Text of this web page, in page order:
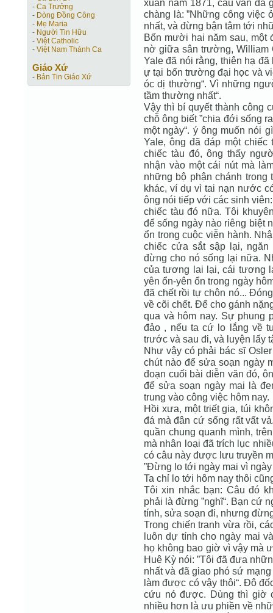
- Ca Trưởng
- Dòng Đồng Công
- Mẹ Maria
- Người Tin Hữu
- Việt Catholic
- Việt Nam Thánh Ca
Giáo Xứ
- Bản Tin Giáo Xứ
xuân năm 1871, câu văn đã
chàng là: ”Những công việc
nhất, và đừng bận tâm tới
Bốn mười hai năm sau, một
nờ giữa sân trường, William
Yale đã nói rằng, thiên hạ
ự tại bốn trường đại học và
óc dị thường“. Vì những
tầm thường nhất“.
Vậy thì bí quyết thành công
chỗ ông biết ”chia đới sống
một ngày“. ý ông muốn nói
Yale, ông đã đáp một
chiếc tàu đó, ông thấy
nhận vào một cái nút mà
những bộ phận chánh trong
khác, ví dụ vì tai nạn nước
ông nói tiếp với các sinh
chiếc tàu đó nữa. Tôi
để sống ngày nào riêng biệt
ổn trong cuộc viễn hành.
chiếc cửa sắt sập lại,
đừng cho nó sống lại nữa.
của tương lai lại, cái tương
yên ổn-yên ổn trong ngày
đã chết rồi tự chôn nó...
về cõi chết. Để cho gánh
qua và hôm nay. Sự phung
đảo , nếu ta cứ lo lắng về
trước và sau đi, và luyện lấy
Như vậy có phải bác sĩ
chút nào để sửa soạn ngày
đoạn cuối bài diễn văn đó,
để sửa soạn ngày mai là
trung vào công việc hôm nay.
Hồi xưa, một triết gia, túi
đá mà đân cứ sống rất vất
quần chung quanh mình,
mà nhân loại đã trích lục
có câu này được lưu truyền
”Đừng lo tới ngày mai vì
Ta chỉ lo tới hôm nay thôi
Tôi xin nhắc bạn: Câu đó
phải là đừng ”nghĩ“. Bạn cứ
tính, sửa soạn đi, nhưng
Trong chiến tranh vừa rồi,
luôn dự tính cho ngày mai
họ không bao giờ vì vậy mà
Huê Kỳ nói: ”Tôi đã đưa
nhất và đã giao phó sứ
làm được có vậy thôi“. Đô
cứu nó được. Dùng thì giờ
nhiều hơn là ưu phiền về